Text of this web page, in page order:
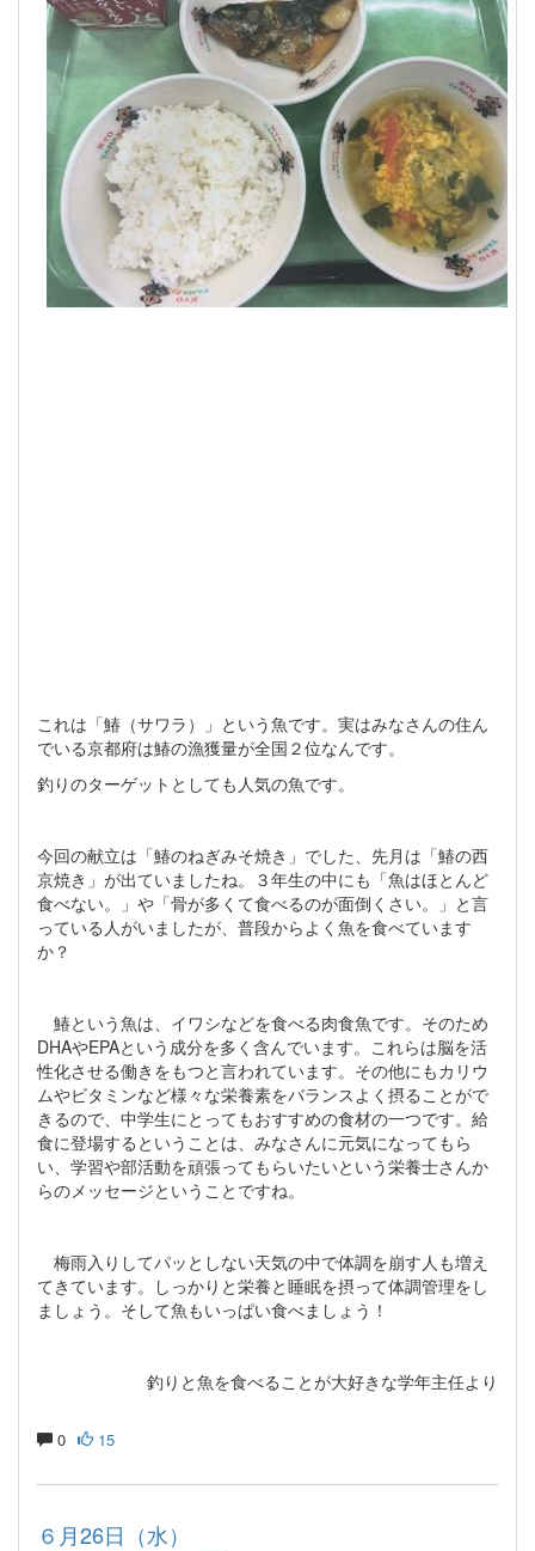
これは「鰆（サワラ）」という魚です。実はみなさんの住ん
でいる京都府は鰆の漁獲量が全国２位なんです。
釣りのターゲットとしても人気の魚です。
今回の献立は「鰆のねぎみそ焼き」でした、先月は「鰆の西
京焼き」が出ていましたね。３年生の中にも「魚はほとんど
食べない。」や「骨が多くて食べるのが面倒くさい。」と言
っている人がいましたが、普段からよく魚を食べています
か？
鰆という魚は、イワシなどを食べる肉食魚です。そのため
DHAやEPAという成分を多く含んでいます。これらは脳を活
性化させる働きをもつと言われています。その他にもカリウ
ムやビタミンなど様々な栄養素をバランスよく摂ることがで
きるので、中学生にとってもおすすめの食材の一つです。給
食に登場するということは、みなさんに元気になってもら
い、学習や部活動を頑張ってもらいたいという栄養士さんか
らのメッセージということですね。
梅雨入りしてパッとしない天気の中で体調を崩す人も増え
てきています。しっかりと栄養と睡眠を摂って体調管理をし
ましょう。そして魚もいっぱい食べましょう！
釣りと魚を食べることが大好きな学年主任より
0 15
６月26日（水）